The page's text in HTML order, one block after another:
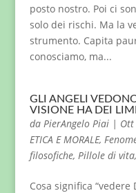
posto nostro. Poi ci
solo dei rischi. Ma la
strumento. Capita
conosciamo, ma...
GLI ANGELI
VISIONE HA DEI
da PierAngelo Piai|
ETICA E MORALE,
filosofiche, Pillole di vita,
Cosa significa